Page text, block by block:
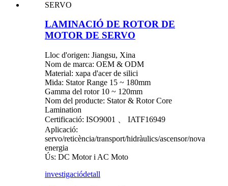
LAMINACIÓ DE ROTOR DE
MOTOR DE SERVO
Lloc d'origen: Jiangsu, Xina
Nom de marca: OEM & ODM
Material: xapa d'acer de silici
Mida: Stator Range 15 ~ 180mm
Gamma del rotor 10 ~ 120mm
Nom del producte: Stator & Rotor Core
Lamination
Certificació: ISO9001 、 IATF16949
Aplicació:
servo/reticència/transport/hidràulics/ascensor/nova
energia
Ús: DC Motor i AC Moto
investigaciódetall